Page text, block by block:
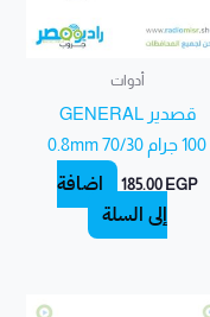
أدوات
قصدير GENERAL
100 جرام 70/30 0.8mm
185.00 EGP
إضافة
إلى السلة